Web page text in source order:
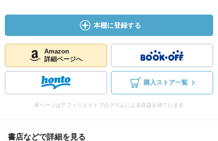
本棚に登録する
Amazon
詳細ページへ
購入ストア一覧
本ページはアフィリエイトプログラムによる収益を得ています
書店などで詳細を見る